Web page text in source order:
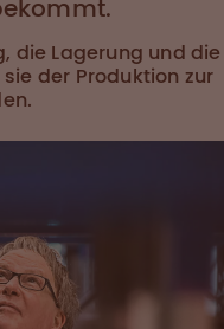
die Lagerung und die
der Produktion zur